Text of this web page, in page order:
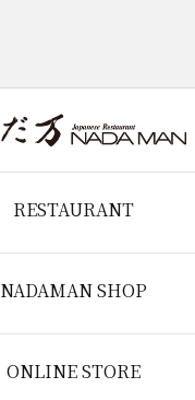
RESTAURANT
NADAMAN SHOP
ONLINE STORE